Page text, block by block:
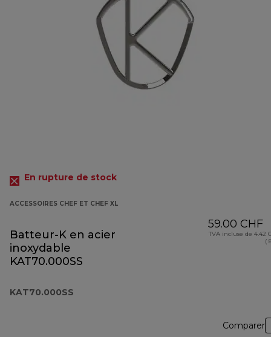
En rupture de stock
ACCESSOIRES CHEF ET CHEF XL
Batteur-K en acier
inoxydable
KAT70.000SS
KAT70.000SS
59.00 CHF
TVA incluse de 4.42
(
Comparer